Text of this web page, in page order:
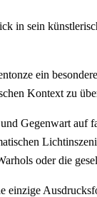
in sein
ein
Kontext zu
Gegenwart auf
oder die
einzige